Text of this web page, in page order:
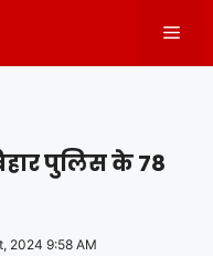
पुलिस के 78
2024 9:58 AM